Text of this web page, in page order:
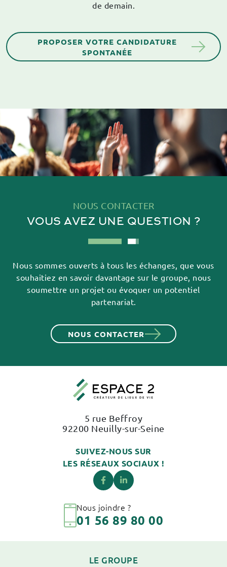
de demain.
PROPOSER VOTRE CANDIDATURE
SPONTANÉE
NOUS CONTACTER
VOUS AVEZ UNE QUESTION ?
Nous sommes ouverts à tous les échanges, que vous
souhaitiez en savoir davantage sur le groupe, nous
soumettre un projet ou évoquer un potentiel
partenariat.
NOUS CONTACTER
5 rue Beffroy
92200 Neuilly-sur-Seine
SUIVEZ-NOUS SUR
LES RÉSEAUX SOCIAUX !
Nous joindre ?
01 56 89 80 00
LE GROUPE